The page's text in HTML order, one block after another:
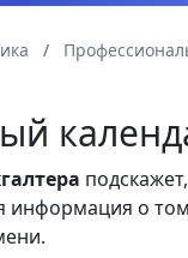
информация о